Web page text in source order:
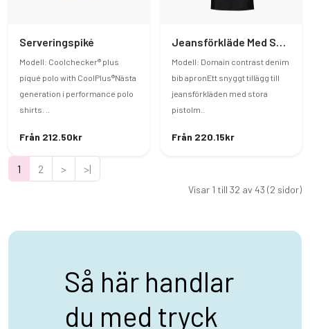
Serveringspiké
Modell: Coolchecker® plus
piqué polo with CoolPlus®Nästa
generation i performance polo
shirts. ..
Från 212.50kr
Jeansförkläde Med Snygga Kontraster
Modell: Domain contrast denim
bib apronEtt snyggt tillägg till
jeansförkläden med stora
pistolm..
Från 220.15kr
1 2 > >|
Visar 1 till 32 av 43 (2 sidor)
Så här handlar
du med tryck